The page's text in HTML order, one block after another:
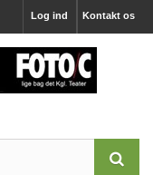
Kontakt os
Log ind